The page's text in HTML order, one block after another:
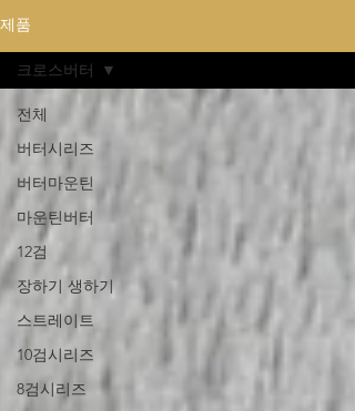
제품
전체
버터시리즈
버터마운틴
마운틴버터
12검
장하기 생하기
스트레이트
10검시리즈
8검시리즈
크로스버터